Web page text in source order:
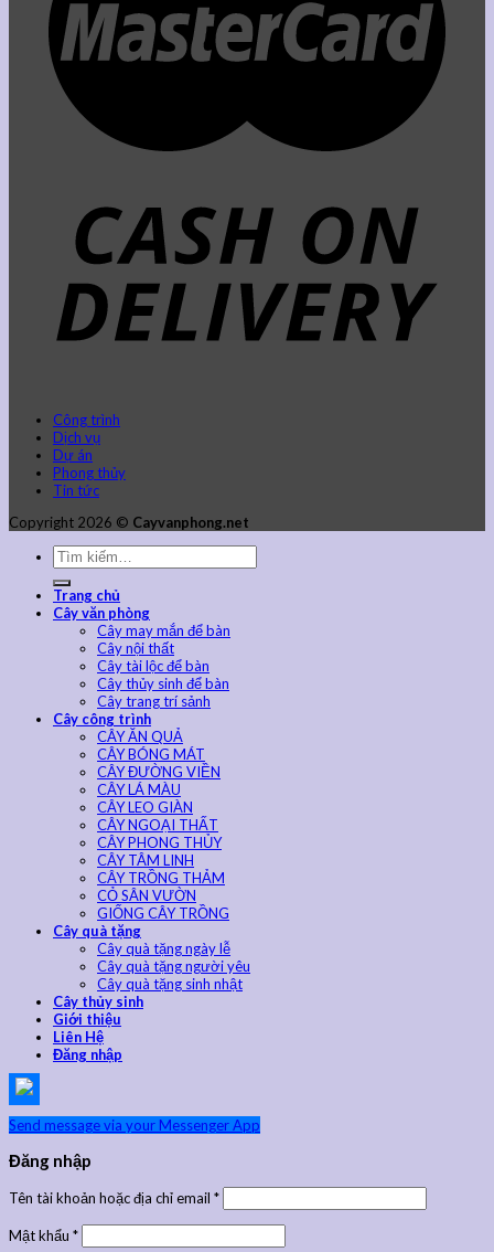
Công trình
Dịch vụ
Dự án
Phong thủy
Tin tức
Copyright 2026 © Cayvanphong.net
Trang chủ
Cây văn phòng
Cây may mắn để bàn
Cây nội thất
Cây tài lộc để bàn
Cây thủy sinh để bàn
Cây trang trí sảnh
Cây công trình
CÂY ĂN QUẢ
CÂY BÓNG MÁT
CÂY ĐƯỜNG VIỀN
CÂY LÁ MÀU
CÂY LEO GIÀN
CÂY NGOẠI THẤT
CÂY PHONG THỦY
CÂY TÂM LINH
CÂY TRỒNG THẢM
CỎ SÂN VƯỜN
GIỐNG CÂY TRỒNG
Cây quà tặng
Cây quà tặng ngày lễ
Cây quà tặng người yêu
Cây quà tặng sinh nhật
Cây thủy sinh
Giới thiệu
Liên Hệ
Đăng nhập
Send message via your Messenger App
Đăng nhập
Tên tài khoản hoặc địa chỉ email *
Mật khẩu *